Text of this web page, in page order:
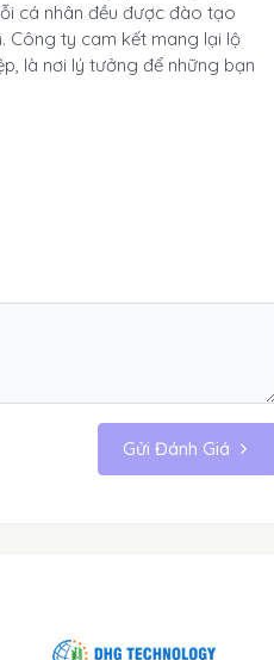
cá nhân đều được đào tạo
Công ty cam kết mang lại lộ
là nơi lý tưởng để những bạn
Gửi Đánh Giá